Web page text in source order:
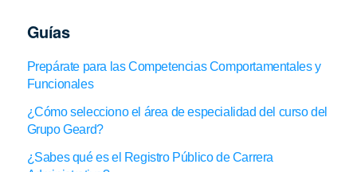
Guías
Prepárate para las Competencias Comportamentales y
Funcionales
¿Cómo selecciono el área de especialidad del curso del
Grupo Geard?
¿Sabes qué es el Registro Público de Carrera